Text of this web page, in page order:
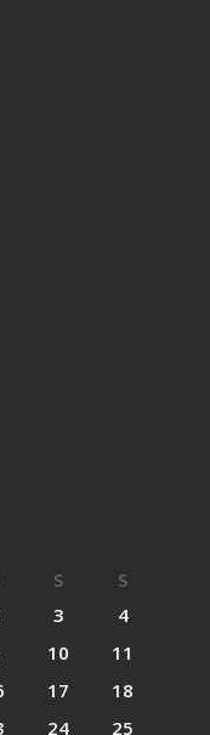
S
S
3
4
10
11
17
18
24 25